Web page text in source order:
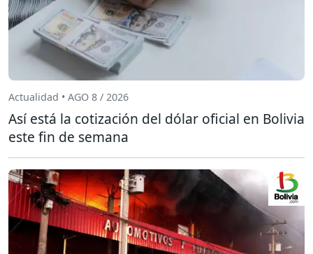
Actualidad • AGO 8 / 2026
Así está la cotización del dólar oficial en Bolivia
este fin de semana